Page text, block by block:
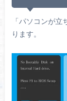
「パソコンが
ります。